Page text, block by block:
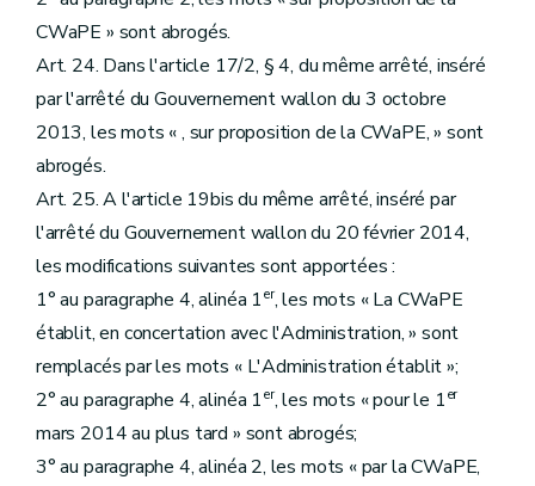
CWaPE » sont abrogés.
Art. 24. Dans l'article 17/2, § 4, du même arrêté, inséré
par l'arrêté du Gouvernement wallon du 3 octobre
2013, les mots « , sur proposition de la CWaPE, » sont
abrogés.
Art. 25. A l'article 19bis du même arrêté, inséré par
l'arrêté du Gouvernement wallon du 20 février 2014,
les modifications suivantes sont apportées :
1° au paragraphe 4, alinéa 1er, les mots « La CWaPE
établit, en concertation avec l'Administration, » sont
remplacés par les mots « L'Administration établit »;
2° au paragraphe 4, alinéa 1er, les mots « pour le 1er
mars 2014 au plus tard » sont abrogés;
3° au paragraphe 4, alinéa 2, les mots « par la CWaPE,